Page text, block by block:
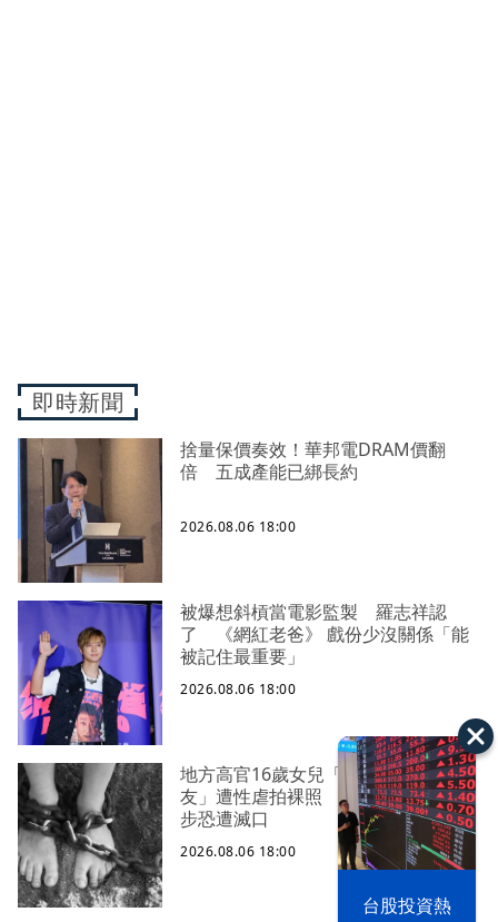
台股投資熱
即時新聞
捨量保價奏效！華邦電DRAM價翻
倍 五成產能已綁長約
2026.08.06 18:00
被爆想斜槓當電影監製 羅志祥認
了 《網紅老爸》 戲份少沒關係「能
被記住最重要」
2026.08.06 18:00
地方高官16歲女兒「偷約20歲男網
友」遭性虐拍裸照 警證實：再晚一
步恐遭滅口
2026.08.06 18:00